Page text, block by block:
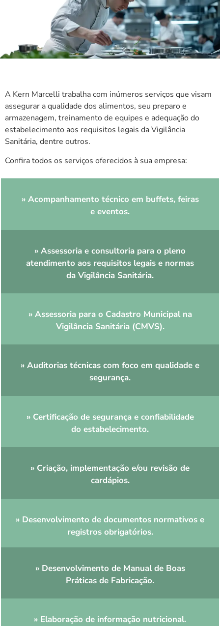
A Kern Marcelli trabalha com inúmeros serviços que visam
assegurar a qualidade dos alimentos, seu preparo e
armazenagem, treinamento de equipes e adequação do
estabelecimento aos requisitos legais da Vigilância
Sanitária, dentre outros.
Confira todos os serviços oferecidos à sua empresa:
» Acompanhamento técnico em buffets, feiras
e eventos.
» Assessoria e consultoria para o pleno
atendimento aos requisitos legais e normas
da Vigilância Sanitária.
» Assessoria para o Cadastro Municipal na
Vigilância Sanitária (CMVS).
» Auditorias técnicas com foco em qualidade e
segurança.
» Certificação de segurança e confiabilidade
do estabelecimento.
» Criação, implementação e/ou revisão de
cardápios.
» Desenvolvimento de documentos normativos e
registros obrigatórios.
» Desenvolvimento de Manual de Boas
Práticas de Fabricação.
» Elaboração de informação nutricional.